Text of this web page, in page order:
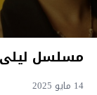
مسلسل ليلى
14 مايو 2025